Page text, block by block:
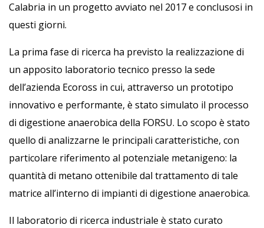
Calabria in un progetto avviato nel 2017 e conclusosi in
questi giorni.
La prima fase di ricerca ha previsto la realizzazione di
un apposito laboratorio tecnico presso la sede
dell’azienda Ecoross in cui, attraverso un prototipo
innovativo e performante, è stato simulato il processo
di digestione anaerobica della FORSU. Lo scopo è stato
quello di analizzarne le principali caratteristiche, con
particolare riferimento al potenziale metanigeno: la
quantità di metano ottenibile dal trattamento di tale
matrice all’interno di impianti di digestione anaerobica.
Il laboratorio di ricerca industriale è stato curato